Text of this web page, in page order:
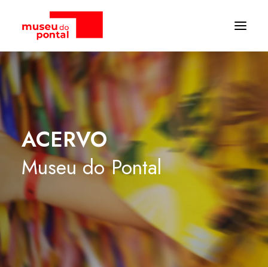
ACERVO
Museu do Pontal